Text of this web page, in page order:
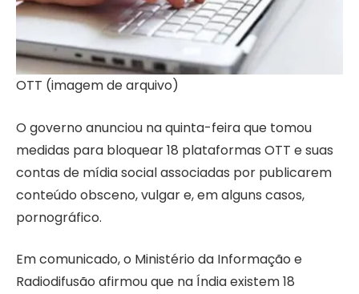
OTT (imagem de arquivo)
O governo anunciou na quinta-feira que tomou
medidas para bloquear 18 plataformas OTT e suas
contas de mídia social associadas por publicarem
conteúdo obsceno, vulgar e, em alguns casos,
pornográfico.
Em comunicado, o Ministério da Informação e
Radiodifusão afirmou que na Índia existem 18